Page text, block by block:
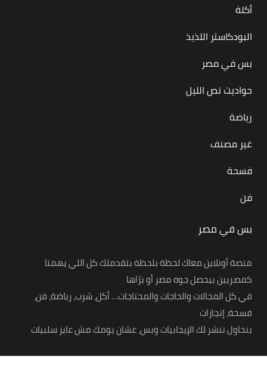
أكلة
البودكاستر اللذيذ
بس في مصر
حواديت نص الليل
رياضة
غير مصنف
فسحة
فن
بس في مصر
منصة أونلاين معاك لحظة بلحظة بتقدملك كل اللي يهمنا
كمصريين بيحصل جوه مصر أو برّاها
في كل المجالات والحاجات والمحتاجات… أكل، شرب، رياضة، فن،
فسحة، إنجازات
بنحاول ننشر لك الإيجابيات وبس، عشان يومك مش عايز سلبيات